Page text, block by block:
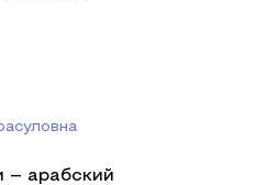
арабский